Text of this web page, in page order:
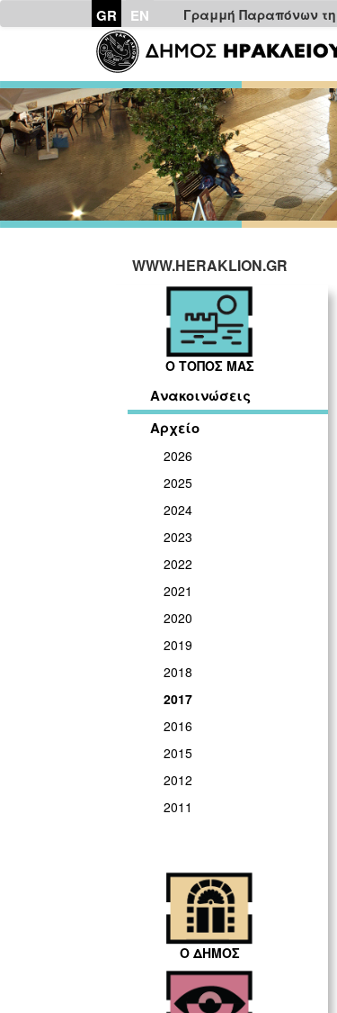
GR EN Γραμμή Παραπόνων
WWW.HERAKLION.GR
Ο ΤΟΠΟΣ ΜΑΣ
Ανακοινώσεις
Αρχείο
2026
2025
2024
2023
2022
2021
2020
2019
2018
2017
2016
2015
2012
2011
Ο ΔΗΜΟΣ